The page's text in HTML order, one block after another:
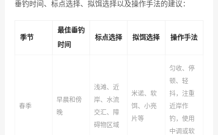
垂钓时间、标点选择、拟饵选择以及操作手法的建议：
季节
最佳垂钓
时间
标点选择 拟饵选择 操作手法
春季
早晨和傍
晚
浅滩、近
岸、水流
交汇、障
碍物区域
米诺、软
饵、小亮
片等
匀收、停
顿、轻
抖，注重
近岸作
钓，使用
中调或软